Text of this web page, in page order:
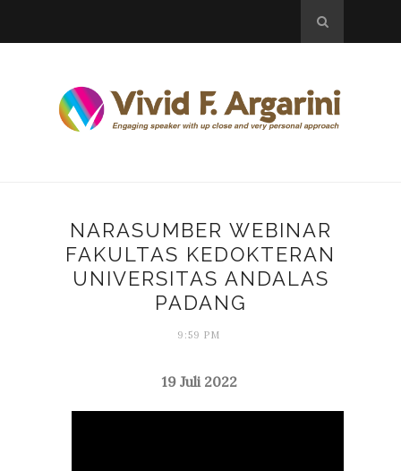
NARASUMBER WEBINAR
FAKULTAS KEDOKTERAN
UNIVERSITAS ANDALAS
PADANG
9:59 PM
19 Juli 2022